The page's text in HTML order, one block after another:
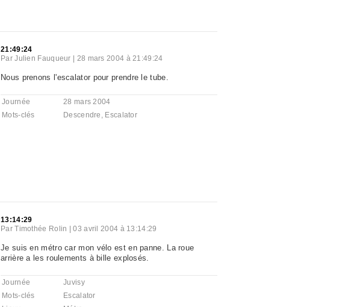
21:49:24
ParJulien Fauqueur 28 mars 2004 à 21:49:24
Nous prenons l'escalator pour prendre le tube.
Journée
28 mars 2004
Mots-clés
Descendre , Escalator
13:14:29
ParTimothée Rolin |03 avril 2004 à 13:14:29
Je suis en métro car mon vélo est en panne. La roue
arrière a les roulements à bille explosés.
Journée
Juvisy
Mots-clés
Escalator